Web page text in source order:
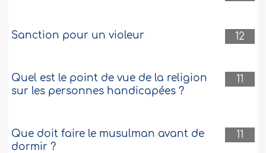
12
Sanction pour un violeur
11
Quel est le point de vue de la religion
sur les personnes handicapées ?
11
Que doit faire le musulman avant de
dormir ?